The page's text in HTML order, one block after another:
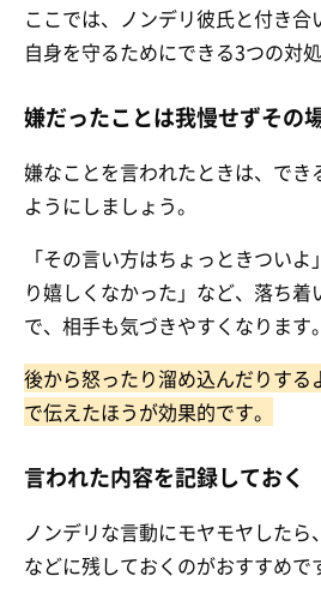
ここでは、ノンデリ彼氏と付き合
自身を守るためにできる3つの対
嫌だったことは我慢せずその
嫌なことを言われたときは、でき
ようにしましょう。
「その言い方はちょっときつい
り嬉しくなかった」など、落ち着
で、相手も気づきやすくなります。
後から怒ったり溜め込んだりする
で伝えたほうが効果的です。
言われた内容を記録しておく
ノンデリな言動にモヤモヤした
などに残しておくのがおすすめで